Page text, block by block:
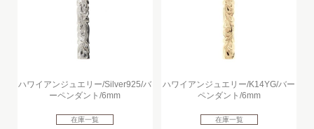
ハワイアンジュエリー/Silver925/バ
ーペンダント/6mm
在庫一覧
ハワイアンジュエリー/K14YG/バー
ペンダント/6mm
在庫一覧